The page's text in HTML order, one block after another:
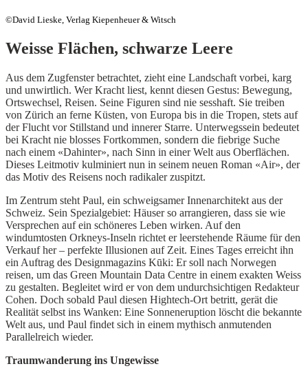
©David Lieske, Verlag Kiepenheuer & Witsch
Weisse Flächen, schwarze Leere
Aus dem Zugfenster betrachtet, zieht eine Landschaft vorbei, karg
und unwirtlich. Wer Kracht liest, kennt diesen Gestus: Bewegung,
Ortswechsel, Reisen. Seine Figuren sind nie sesshaft. Sie treiben
von Zürich an ferne Küsten, von Europa bis in die Tropen, stets auf
der Flucht vor Stillstand und innerer Starre. Unterwegssein bedeutet
bei Kracht nie blosses Fortkommen, sondern die fiebrige Suche
nach einem «Dahinter», nach Sinn in einer Welt aus Oberflächen.
Dieses Leitmotiv kulminiert nun in seinem neuen Roman «Air», der
das Motiv des Reisens noch radikaler zuspitzt.
Im Zentrum steht Paul, ein schweigsamer Innenarchitekt aus der
Schweiz. Sein Spezialgebiet: Häuser so arrangieren, dass sie wie
Versprechen auf ein schöneres Leben wirken. Auf den
windumtosten Orkneys-Inseln richtet er leerstehende Räume für den
Verkauf her – perfekte Illusionen auf Zeit. Eines Tages erreicht ihn
ein Auftrag des Designmagazins Kūki: Er soll nach Norwegen
reisen, um das Green Mountain Data Centre in einem exakten Weiss
zu gestalten. Begleitet wird er von dem undurchsichtigen Redakteur
Cohen. Doch sobald Paul diesen Hightech-Ort betritt, gerät die
Realität selbst ins Wanken: Eine Sonneneruption löscht die bekannte
Welt aus, und Paul findet sich in einem mythisch anmutenden
Parallelreich wieder.
Traumwanderung ins Ungewisse